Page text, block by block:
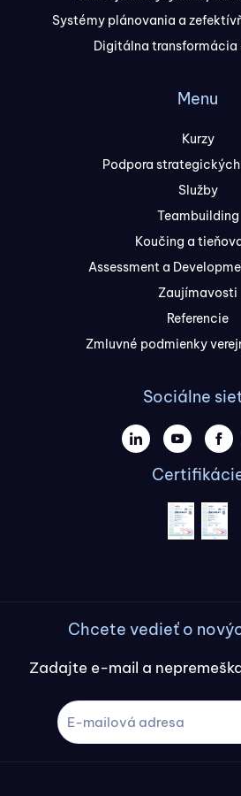
Systémy plánovania a
Digitálna transformácia
Menu
Kurzy
Podpora
Služby
Teambuilding
Koučing a
Assessment a
Zaujímavosti
Referencie
Zmluvné podmienky
Sociálne
Chcete vedieť o
Zadajte e-mail a